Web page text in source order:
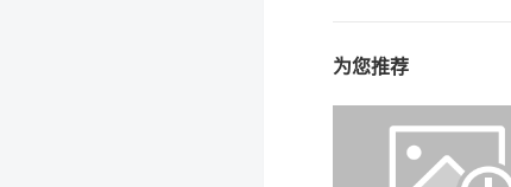
为您推荐